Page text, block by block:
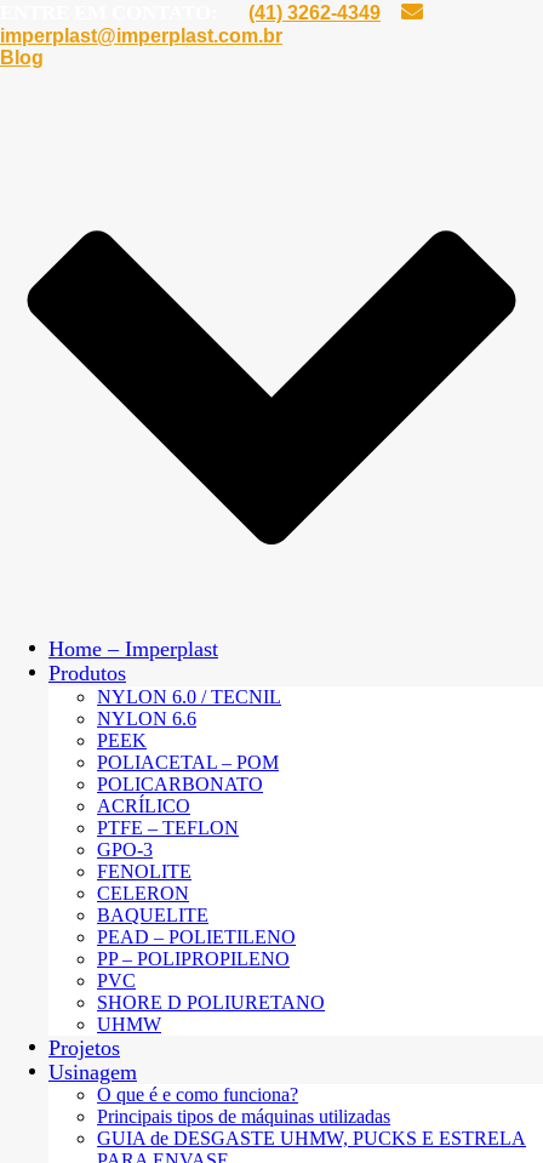
(41) 3262-4349
imperplast@imperplast.com.br
Blog
Home – Imperplast
Produtos
NYLON 6.0 / TECNIL
NYLON 6.6
PEEK
POLIACETAL – POM
POLICARBONATO
ACRÍLICO
PTFE – TEFLON
GPO-3
FENOLITE
CELERON
BAQUELITE
PEAD – POLIETILENO
PP – POLIPROPILENO
PVC
SHORE D POLIURETANO
UHMW
Projetos
Usinagem
O que é e como funciona?
Principais tipos de máquinas utilizadas
GUIA de DESGASTE UHMW, PUCKS E ESTRELA